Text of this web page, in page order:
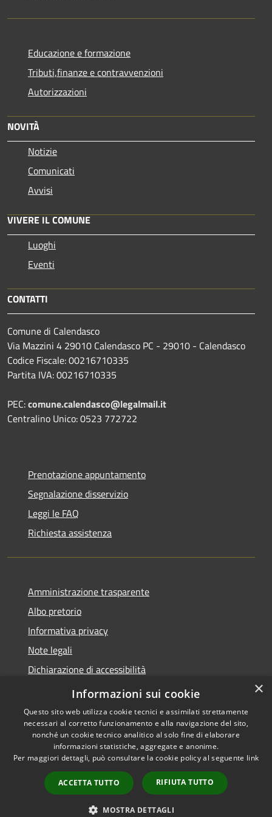
Educazione e formazione
Tributi,finanze e contravvenzioni
Autorizzazioni
NOVITÀ
Notizie
Comunicati
Avvisi
VIVERE IL COMUNE
Luoghi
Eventi
CONTATTI
Comune di Calendasco
Via Mazzini 4 29010 Calendasco PC - 29010 - Calendasco
Codice Fiscale: 00216710335
Partita IVA: 00216710335
PEC:comune.calendasco@legalmail.it
Centralino Unico: 0523 772722
Prenotazione appuntamento
Segnalazione disservizio
Leggi le FAQ
Richiesta assistenza
Amministrazione trasparente
Albo pretorio
Informativa privacy
Note legali
Dichiarazione di accessibilità
Piano di miglioramento del sito
Accessibilità
Copyright © 2026 • Comune di
Calendasco • Powered by
Municipium•
Accesso
redazione
×
Informazioni sui cookie
Questo sito web utilizza cookie tecnici e assimilati strettamente
necessari al corretto funzionamento e alla navigazione del sito,
nonché un cookie tecnico analitico al solo fine di elaborare
informazioni statistiche, aggregate e anonime.
Per maggiori dettagli, può consultare la cookie policy al seguente link
ACCETTA TUTTO RIFIUTA TUTTO
MOSTRA DETTAGLI